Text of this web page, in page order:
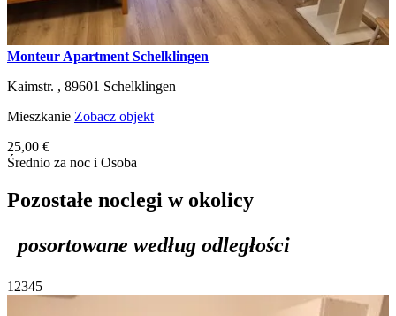
Monteur Apartment Schelklingen
Kaimstr. , 89601 Schelklingen
Mieszkanie Zobacz objekt
25,00 €
Średnio za noc i Osoba
Pozostałe noclegi w okolicy
posortowane według odległości
1 2345